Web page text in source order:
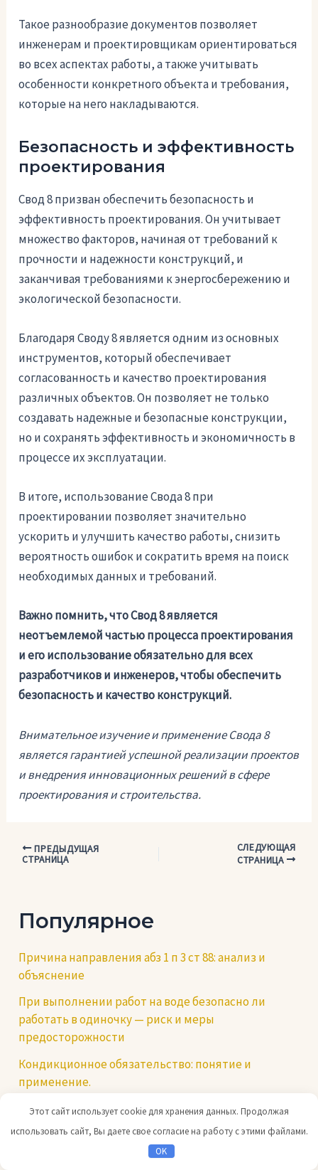
Такое разнообразие документов позволяет
инженерам и проектировщикам ориентироваться
во всех аспектах работы, а также учитывать
особенности конкретного объекта и требования,
которые на него накладываются.
Безопасность и эффективность
проектирования
Свод 8 призван обеспечить безопасность и
эффективность проектирования. Он учитывает
множество факторов, начиная от требований к
прочности и надежности конструкций, и
заканчивая требованиями к энергосбережению и
экологической безопасности.
Благодаря Своду 8 является одним из основных
инструментов, который обеспечивает
согласованность и качество проектирования
различных объектов. Он позволяет не только
создавать надежные и безопасные конструкции,
но и сохранять эффективность и экономичность в
процессе их эксплуатации.
В итоге, использование Свода 8 при
проектировании позволяет значительно
ускорить и улучшить качество работы, снизить
вероятность ошибок и сократить время на поиск
необходимых данных и требований.
Важно помнить, что Свод 8 является
неотъемлемой частью процесса проектирования
и его использование обязательно для всех
разработчиков и инженеров, чтобы обеспечить
безопасность и качество конструкций.
Внимательное изучение и применение Свода 8
является гарантией успешной реализации проектов
и внедрения инновационных решений в сфере
проектирования и строительства.
Навигация
ПРЕДЫДУЩАЯ
СТРАНИЦА
СЛЕДУЮЩАЯ
СТРАНИЦА
Популярное
Причина направления абз 1 п 3 ст 88: анализ и
объяснение
При выполнении работ на воде безопасно ли
работать в одиночку — риск и меры
предосторожности
Кондикционное обязательство: понятие и
применение.
Как бесплатно получить ноутбук для школьников
Если в аэропорту обнаружат температуру
Компетенции юриста: основные навыки и знания
Этот сайт использует cookie для хранения данных. Продолжая
использовать сайт, Вы даете свое согласие на работу с этими файлами.
OK